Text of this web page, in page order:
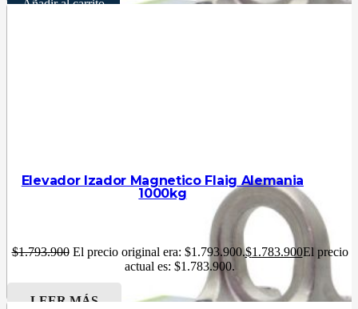
Añadir al carrito
Elevador Izador Magnetico Flaig Alemania
1000kg
$1.793.900 El precio original era: $1.793.900.$1.783.900El precio
actual es: $1.783.900.
LEER MÁS